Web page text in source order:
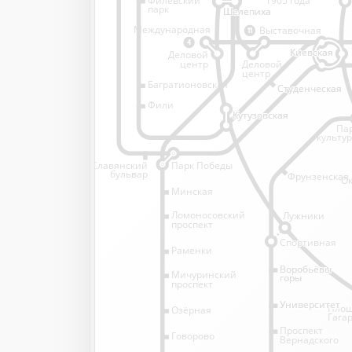
4
11
Лужники
Деловой
центр
Шелепиха
Шелепиха
Минская
Ломоносовский
проспект
Раменки
Парк Победы
парк
Багратионовская
Фили
Международная
Спортивная
Спортивная
Фрунзенская
Славянский
бульвар
Выставочная
Проспект
Вернадского
Деловой
центр
Киевская
Киевская
Студенческая
Студенческая
Кутузовская
Кутузовская
Воробьёвы
горы
Воробьёвы
горы
Университет
Университет
Говорово
Озёрная
Мичуринский
проспект